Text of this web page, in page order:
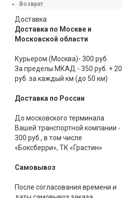
Возврат
Доставка
Доставка по Москве и
Московской области
Курьером (Москва)- 300 руб.
За пределы МКАД - 350 руб. + 20
руб. за каждый км (до 50 км)
Доставка по России
До московского терминала
Вашей транспортной компании -
300 руб., в том числе
«Боксберри», ТК «Грастин»
Самовывоз
После согласования времени и